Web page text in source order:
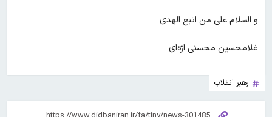
و السلام علی من اتبع الهدی
غلامحسین محسنی اژه‌ای
رهبر انقلاب